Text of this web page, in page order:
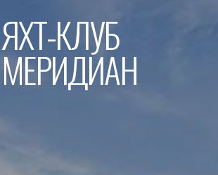
к
содержимому
ЯХТ-КЛУБ
МЕРИДИАН